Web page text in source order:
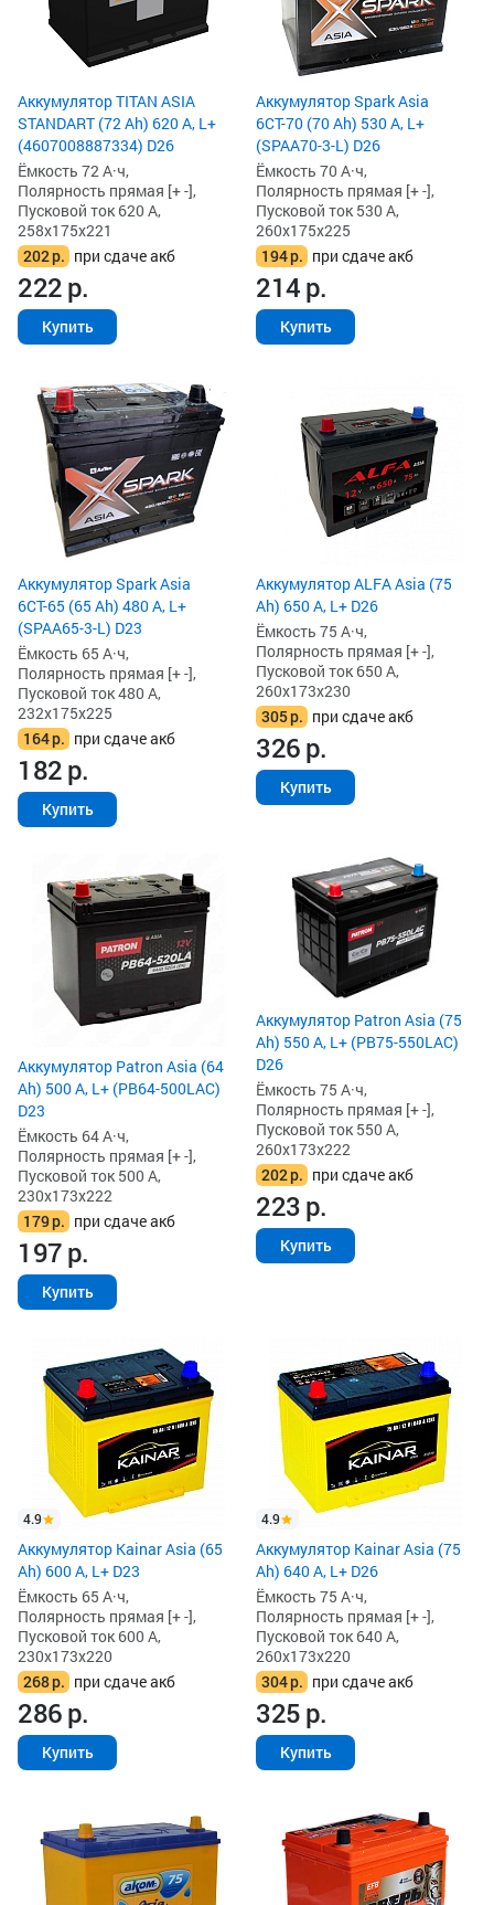
Аккумулятор TITAN ASIA
STANDART (72 Ah) 620 А, L+
(4607008887334) D26
Ёмкость 72 А·ч,
Полярность прямая [+ -],
Пусковой ток 620 А,
258x175x221
202р. при сдаче акб
222р.
Купить
Аккумулятор Spark Asia
6СТ-70 (70 Ah) 530 А, L+
(SPAA70-3-L) D26
Ёмкость 70 А·ч,
Полярность прямая [+ -],
Пусковой ток 530 А,
260x175x225
194р. при сдаче акб
214р.
Купить
Аккумулятор Spark Asia
6СТ-65 (65 Ah) 480 А, L+
(SPAA65-3-L) D23
Ёмкость 65 А·ч,
Полярность прямая [+ -],
Пусковой ток 480 А,
232x175x225
164р. при сдаче акб
182р.
Купить
Аккумулятор ALFA Asia (75
Ah) 650 А, L+ D26
Ёмкость 75 А·ч,
Полярность прямая [+ -],
Пусковой ток 650 А,
260x173x230
305р. при сдаче акб
326р.
Купить
Аккумулятор Patron Asia (64
Ah) 500 А, L+ (PB64-500LAC)
D23
Ёмкость 64 А·ч,
Полярность прямая [+ -],
Пусковой ток 500 А,
230x173x222
179р. при сдаче акб
197р.
Купить
Аккумулятор Patron Asia (75
Ah) 550 А, L+ (PB75-550LAC)
D26
Ёмкость 75 А·ч,
Полярность прямая [+ -],
Пусковой ток 550 А,
260x173x222
202р. при сдаче акб
223р.
Купить
4.9
Аккумулятор Kainar Asia (65
Ah) 600 А, L+ D23
Ёмкость 65 А·ч,
Полярность прямая [+ -],
Пусковой ток 600 А,
230x173x220
268р. при сдаче акб
286р.
Купить
4.9
Аккумулятор Kainar Asia (75
Ah) 640 А, L+ D26
Ёмкость 75 А·ч,
Полярность прямая [+ -],
Пусковой ток 640 А,
260x173x220
304р. при сдаче акб
325р.
Купить